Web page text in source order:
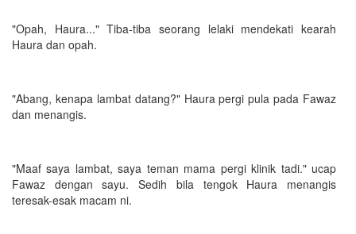
"Opah, Haura..." Tiba-tiba seorang lelaki mendekati kearah
Haura dan opah.
"Abang, kenapa lambat datang?" Haura pergi pula pada Fawaz
dan menangis.
"Maaf saya lambat, saya teman mama pergi klinik tadi." ucap
Fawaz dengan sayu. Sedih bila tengok Haura menangis
teresak-esak macam ni.